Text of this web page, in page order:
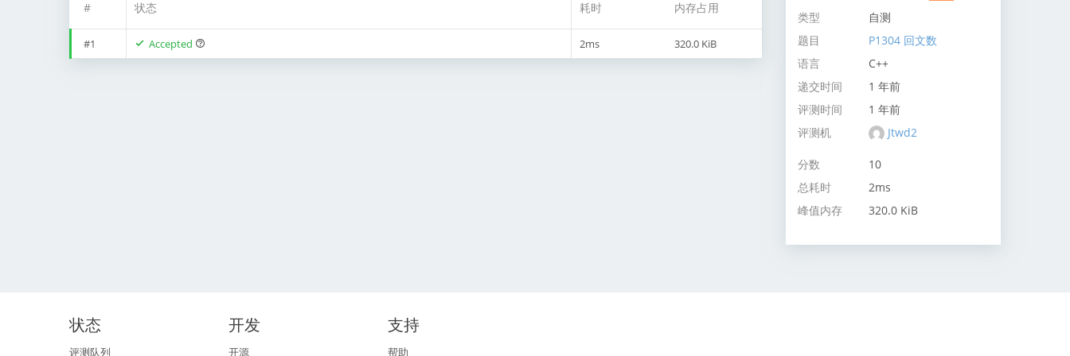
# 状态 耗时 内存占用
#1 Accepted 2ms 320.0 KiB
类型
自测
题目
P1304 回文数
语言
C++
递交时间
1 年前
评测时间
1 年前
评测机
Jtwd2
分数
10
总耗时
2ms
峰值内存
320.0 KiB
状态
评测队列
开发
开源
支持
帮助